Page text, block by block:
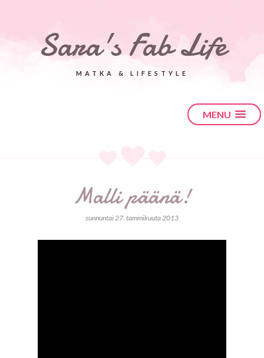
Sara's Fab Life
MATKA & LIFESTYLE
MENU
Malli päänä!
sunnuntai 27. tammikuuta 2013